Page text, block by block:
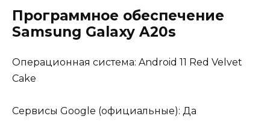
Программное обеспечение
Samsung Galaxy A20s
Операционная система: Android 11 Red Velvet
Cake
Сервисы Google (официальные): Да